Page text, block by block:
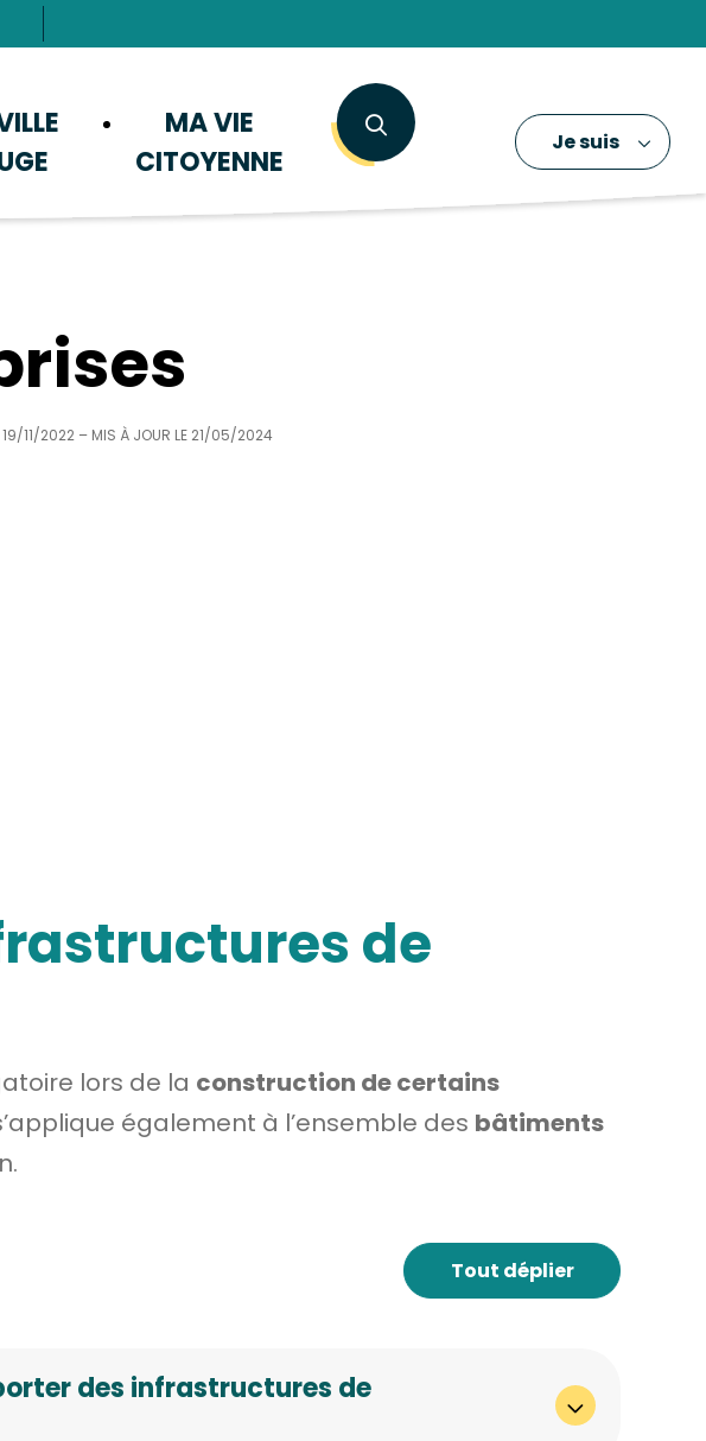
MA VIE
CITOYENNE
Je suis
19/11/2022 – MIS À JOUR LE 21/05/2024
de
lors de la construction de certains
également à l’ensemble des bâtiments
Tout déplier
des infrastructures de